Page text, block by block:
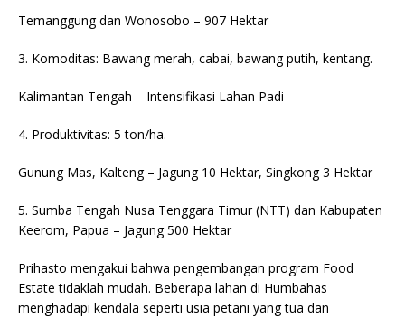
Temanggung dan Wonosobo – 907 Hektar
3. Komoditas: Bawang merah, cabai, bawang putih, kentang.
Kalimantan Tengah – Intensifikasi Lahan Padi
4. Produktivitas: 5 ton/ha.
Gunung Mas, Kalteng – Jagung 10 Hektar, Singkong 3 Hektar
5. Sumba Tengah Nusa Tenggara Timur (NTT) dan Kabupaten
Keerom, Papua – Jagung 500 Hektar
Prihasto mengakui bahwa pengembangan program Food
Estate tidaklah mudah. Beberapa lahan di Humbahas
menghadapi kendala seperti usia petani yang tua dan